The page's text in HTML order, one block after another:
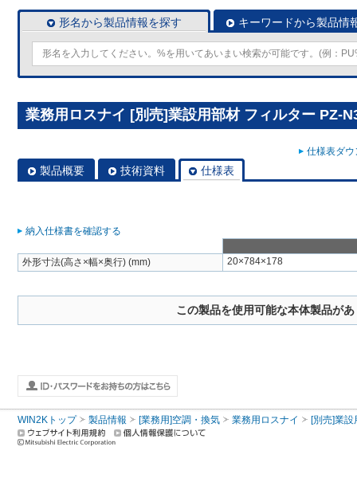
形名から製品情報を探す キーワードから製品情
業務用ロスナイ [別売]業設用部材 フィルター PZ-
仕様表ダ
製品概要 技術資料 仕様表
納入仕様書を確認する
外形寸法(高さ×幅×奥行) (mm) 20×784×178
この製品を使用可能な本体製品が
WIN2Kトップ 製品情報 [業務用]空調・換気 業務用ロスナイ [別売]業設